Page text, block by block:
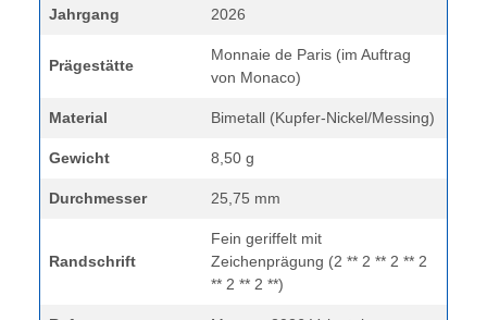
Jahrgang 2026
Prägestätte
Monnaie de Paris (im Auftrag
von Monaco)
Material Bimetall (Kupfer-Nickel/Messing)
Gewicht 8,50 g
Durchmesser 25,75 mm
Randschrift
Fein geriffelt mit
Zeichenprägung (2 ** 2 ** 2 ** 2
** 2 ** 2 **)